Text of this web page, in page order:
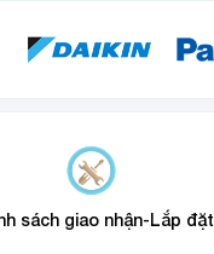
sách giao nhận-Lắp đặt